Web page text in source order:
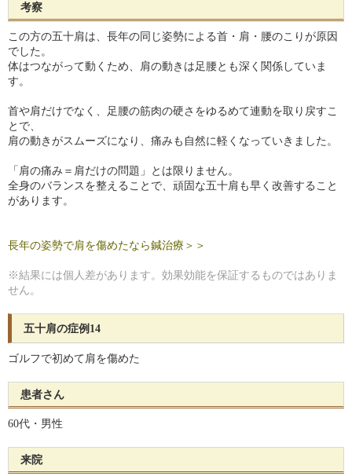
考察
この方の五十肩は、長年の同じ姿勢による首・肩・腰のこりが原因
でした。
体はつながって動くため、肩の動きは足腰とも深く関係していま
す。
首や肩だけでなく、足腰の筋肉の硬さをゆるめて連動を取り戻すこ
とで、
肩の動きがスムーズになり、痛みも自然に軽くなっていきました。
「肩の痛み＝肩だけの問題」とは限りません。
全身のバランスを整えることで、頑固な五十肩も早く改善すること
があります。
長年の姿勢で肩を傷めたなら鍼治療＞＞
※結果には個人差があります。効果効能を保証するものではありま
せん。
五十肩の症例14
ゴルフで初めて肩を傷めた
患者さん
60代・男性
来院